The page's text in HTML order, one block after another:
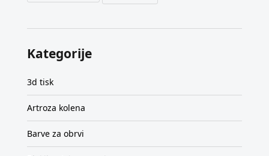
Kategorije
3d tisk
Artroza kolena
Barve za obrvi